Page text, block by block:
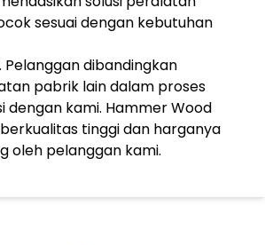
sesuai dengan kebutuhan
Pelanggan dibandingkan
pabrik lain dalam proses
dengan kami. Hammer Wood
tinggi dan harganya
oleh pelanggan kami.